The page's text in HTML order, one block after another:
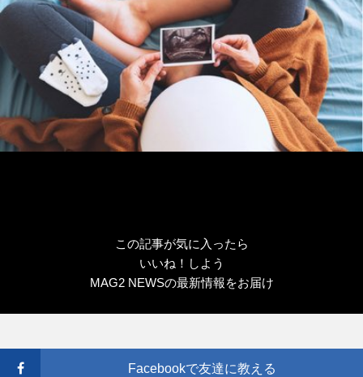
この記事が気に入ったら
いいね！しよう
MAG2 NEWSの最新情報をお届け
Facebookで友達に教える